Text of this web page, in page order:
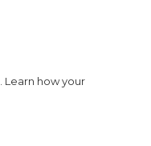
Learn how your